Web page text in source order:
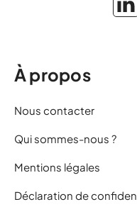
À propos
Nous contacter
Qui sommes-nous ?
Mentions légales
Déclaration de